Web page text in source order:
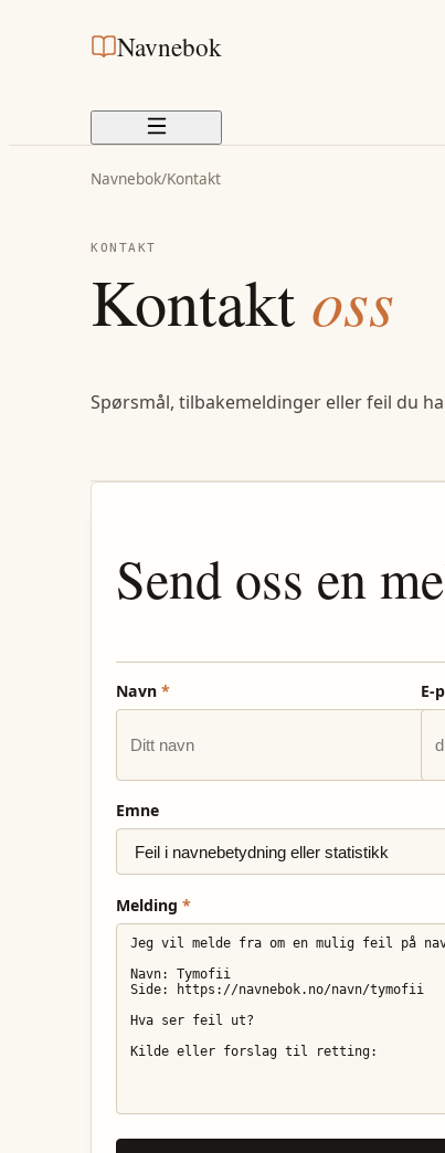
Navnebok
Navnebok/Kontakt
KONTAKT
Kontakt oss
Spørsmål, tilbakemeldinger eller feil du
Send oss en
Navn * E-
Emne
Melding *